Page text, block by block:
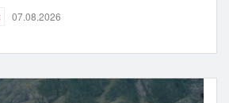
07.08.2026